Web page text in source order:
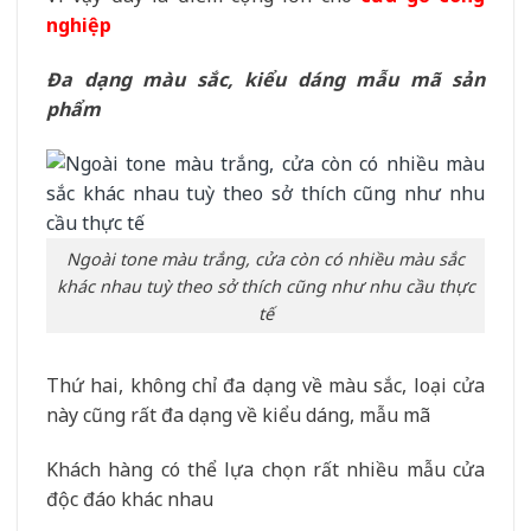
nghiệp
Đa dạng màu sắc, kiểu dáng mẫu mã sản
phẩm
Ngoài tone màu trắng, cửa còn có nhiều màu sắc
khác nhau tuỳ theo sở thích cũng như nhu cầu thực
tế
Thứ hai, không chỉ đa dạng về màu sắc, loại cửa
này cũng rất đa dạng về kiểu dáng, mẫu mã
Khách hàng có thể lựa chọn rất nhiều mẫu cửa
độc đáo khác nhau